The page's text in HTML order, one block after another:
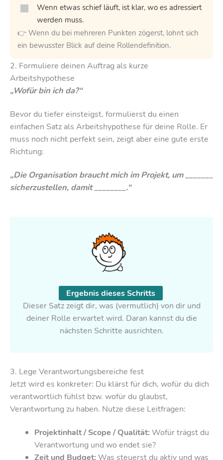
Wenn etwas schief läuft, ist klar, wo es adressiert
werden muss.
👉 Wenn du bei mehreren Punkten zögerst, lohnt sich
ein bewusster Blick auf deine Rollendefinition.
2. Formuliere deinen Auftrag als kurze
Arbeitshypothese
„Wofür bin ich da?“
Bevor du tiefer einsteigst, formulierst du einen
einfachen Satz als Arbeitshypothese für deine Rolle. Er
muss noch nicht perfekt sein, zeigt aber eine gute erste
Richtung:
„Die Organisation braucht mich im Projekt, um _______
sicherzustellen, damit ________.“
Ergebnis dieses Schritts
Dieser Satz zeigt dir, was (vermutlich) von dir und
deiner Rolle erwartet wird. Daran kannst du die
nächsten Schritte ausrichten.
3. Lege Verantwortungsbereiche fest
Jetzt wird es konkreter: Du klärst für dich, wofür du dich
verantwortlich fühlst bzw. wofür du glaubst,
Verantwortung zu haben. Nutze diese Leitfragen:
Projektinhalt / Scope / Qualität: Wofür trägst du
Verantwortung und wo endet sie?
Zeit und Budget: Was steuerst du aktiv und was